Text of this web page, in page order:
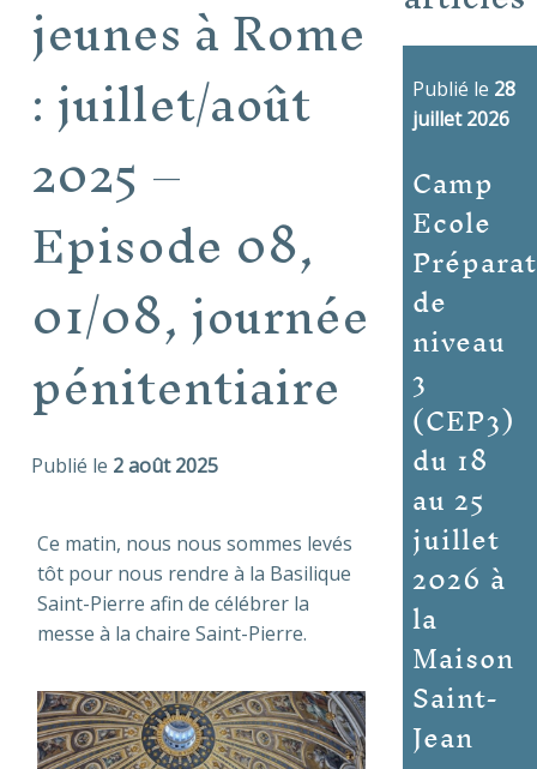
jeunes à Rome
: juillet/août
2025 –
Episode 08,
01/08, journée
pénitentiaire
Publié le 2 août 2025
Ce matin, nous nous sommes levés
tôt pour nous rendre à la Basilique
Saint-Pierre afin de célébrer la
messe à la chaire Saint-Pierre.
Publié le 28
juillet 2026
Camp
Ecole
de
niveau
3
(CEP3)
du 18
au 25
juillet
2026 à
la
Maison
Saint-
Jean